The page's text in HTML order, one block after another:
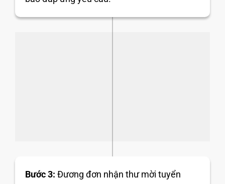
Bước 3: Đương đơn nhận thư mời tuyển